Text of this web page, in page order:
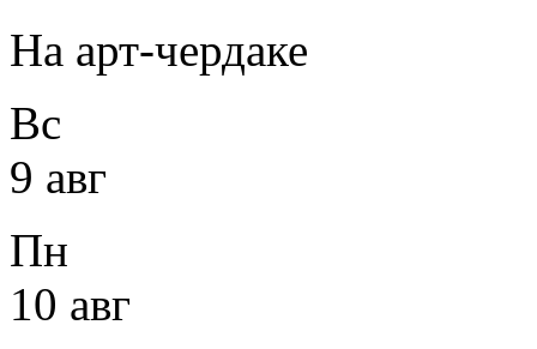
На арт-чердаке
Вс
9 авг
Пн
10 авг